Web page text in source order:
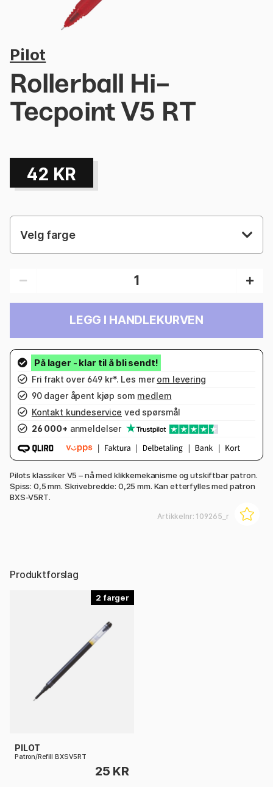
Pilot
Rollerball Hi-
Tecpoint V5 RT
42 KR
Velg farge
LEGG I HANDLEKURVEN
Fri frakt over 649 kr*. Les mer om levering
90 dager åpent kjøp som medlem
Kontakt kundeservice ved spørsmål
26 000+ anmeldelser
Pilots klassiker V5 – nå med klikkemekanisme og utskiftbar patron.
Spiss: 0,5 mm. Skrivebredde: 0,25 mm. Kan etterfylles med patron
BXS-V5RT.
Artikkelnr: 109265_r
Produktforslag
2
PILOT
Patron/Refill BXSV5RT
25 KR